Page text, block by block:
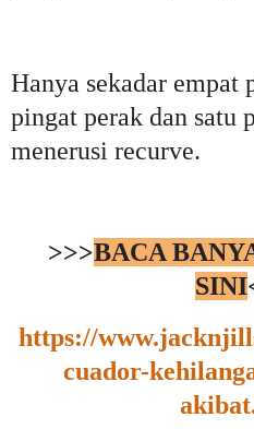
Hanya sekadar empat
pingat perak dan satu
menerusi recurve.
>>>BACA
SINI
https://
cuador-